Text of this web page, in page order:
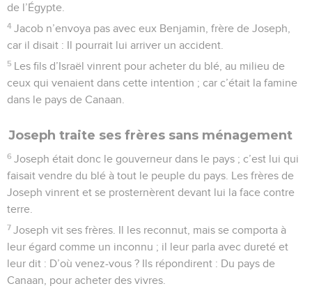
de l’Égypte.
4 Jacob n’envoya pas avec eux Benjamin, frère de Joseph,
car il disait : Il pourrait lui arriver un accident.
5 Les fils d’Israël vinrent pour acheter du blé, au milieu de
ceux qui venaient dans cette intention ; car c’était la famine
dans le pays de Canaan.
Joseph traite ses frères sans ménagement
6 Joseph était donc le gouverneur dans le pays ; c’est lui qui
faisait vendre du blé à tout le peuple du pays. Les frères de
Joseph vinrent et se prosternèrent devant lui la face contre
terre.
7 Joseph vit ses frères. Il les reconnut, mais se comporta à
leur égard comme un inconnu ; il leur parla avec dureté et
leur dit : D’où venez-vous ? Ils répondirent : Du pays de
Canaan, pour acheter des vivres.